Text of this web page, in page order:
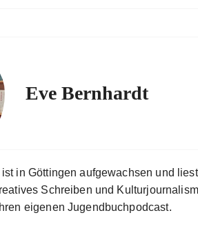
Eve Bernhardt
ist in Göttingen aufgewachsen und
Schreiben und
eigenen Jugendbuchpodcast.